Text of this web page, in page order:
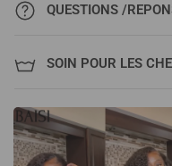
QUESTIONS /
SOIN POUR LES